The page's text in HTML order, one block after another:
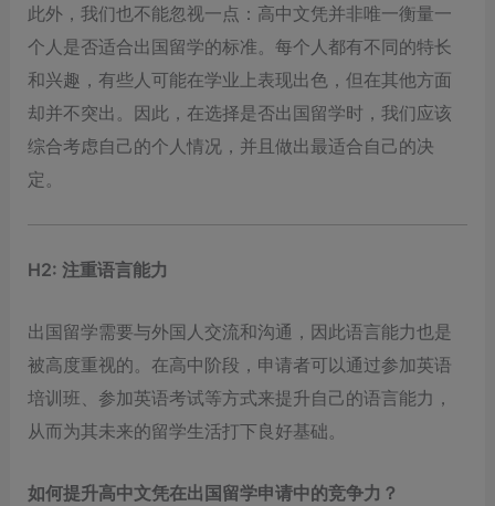
此外，我们也不能忽视一点：高中文凭并非唯一衡量一
个人是否适合出国留学的标准。每个人都有不同的特长
和兴趣，有些人可能在学业上表现出色，但在其他方面
却并不突出。因此，在选择是否出国留学时，我们应该
综合考虑自己的个人情况，并且做出最适合自己的决
定。
H2: 注重语言能力
出国留学需要与外国人交流和沟通，因此语言能力也是
被高度重视的。在高中阶段，申请者可以通过参加英语
培训班、参加英语考试等方式来提升自己的语言能力，
从而为其未来的留学生活打下良好基础。
如何提升高中文凭在出国留学申请中的竞争力？